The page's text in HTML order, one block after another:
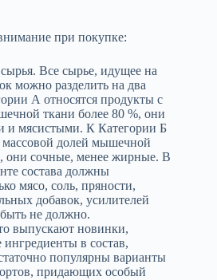
при покупке:
Все сырье, идущее на
можно разделить на два
А относятся продукты с
ткани более 80 %, они
и мясистыми. К Категории Б
массовой долей мышечной
они сочные, менее жирные. В
состава должны
мясо, соль, пряности,
добавок, усилителей
не должно.
выпускают новинки,
ингредиенты в состав,
популярны варианты
придающих особый